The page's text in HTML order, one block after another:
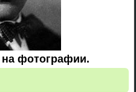
на фотографии.